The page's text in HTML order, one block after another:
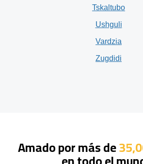
Tskaltubo
Ushguli
Vardzia
Zugdidi
Amado por más de